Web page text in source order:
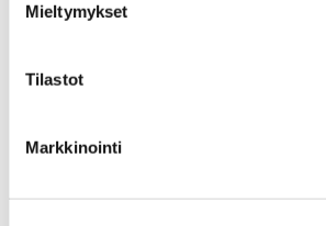
Mieltymykset
Tilastot
Markkinointi
Tuote*
Määrä (m)